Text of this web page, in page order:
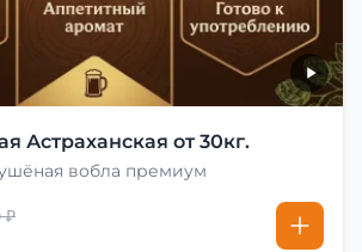
Астраханская от 30кг.
вобла премиум
₽